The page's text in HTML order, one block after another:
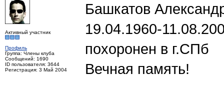
Активный участник
Профиль
Группа: Члены клуба
Сообщений: 1690
ID пользователя: 3644
Регистрация: 3 Май 2004
Башкатов
19.04.1960-
похоронен в г.СПб
Вечная память!